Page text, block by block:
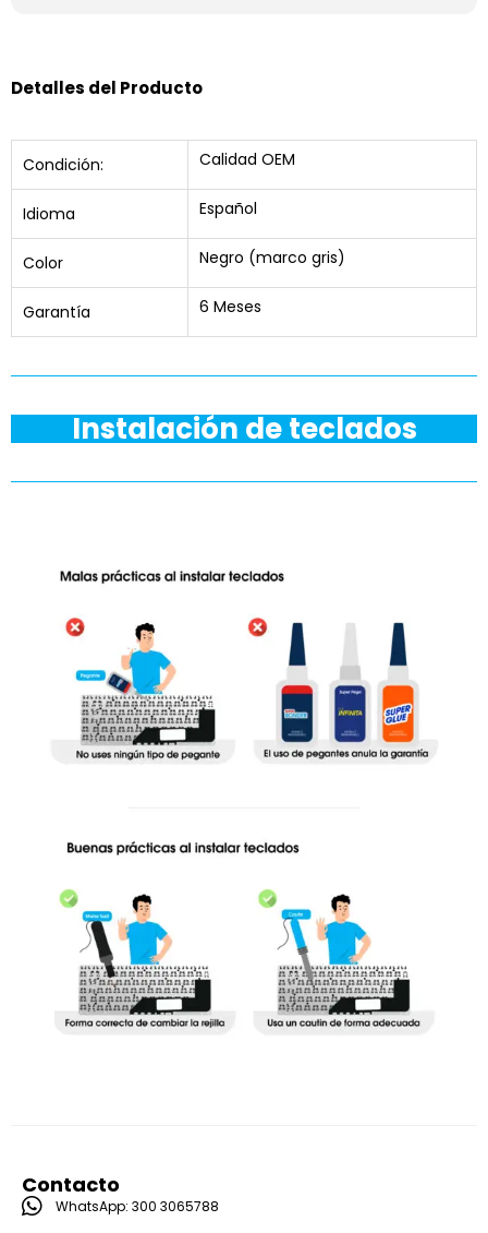
Detalles del Producto
Condición: Calidad OEM
Idioma Español
Color Negro (marco gris)
Garantía 6 Meses
Instalación de teclados
Contacto
WhatsApp: 300 3065788